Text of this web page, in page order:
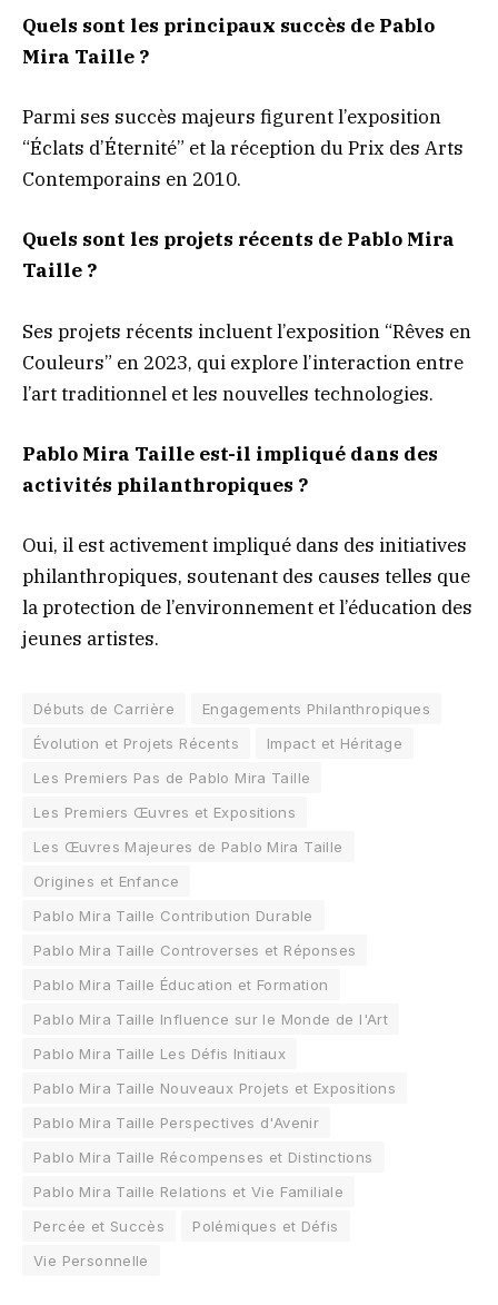
Quels sont les principaux succès de Pablo
Mira Taille ?
Parmi ses succès majeurs figurent l’exposition
“Éclats d’Éternité” et la réception du Prix des Arts
Contemporains en 2010.
Quels sont les projets récents de Pablo Mira
Taille ?
Ses projets récents incluent l’exposition “Rêves en
Couleurs” en 2023, qui explore l’interaction entre
l’art traditionnel et les nouvelles technologies.
Pablo Mira Taille est-il impliqué dans des
activités philanthropiques ?
Oui, il est activement impliqué dans des initiatives
philanthropiques, soutenant des causes telles que
la protection de l’environnement et l’éducation des
jeunes artistes.
Débuts de Carrière
Engagements Philanthropiques
Évolution et Projets Récents
Impact et Héritage
Les Premiers Pas de Pablo Mira Taille
Les Premiers Œuvres et Expositions
Les Œuvres Majeures de Pablo Mira Taille
Origines et Enfance
Pablo Mira Taille Contribution Durable
Pablo Mira Taille Controverses et Réponses
Pablo Mira Taille Éducation et Formation
Pablo Mira Taille Influence sur le Monde de l'Art
Pablo Mira Taille Les Défis Initiaux
Pablo Mira Taille Nouveaux Projets et Expositions
Pablo Mira Taille Perspectives d'Avenir
Pablo Mira Taille Récompenses et Distinctions
Pablo Mira Taille Relations et Vie Familiale
Percée et Succès
Polémiques et Défis
Vie Personnelle